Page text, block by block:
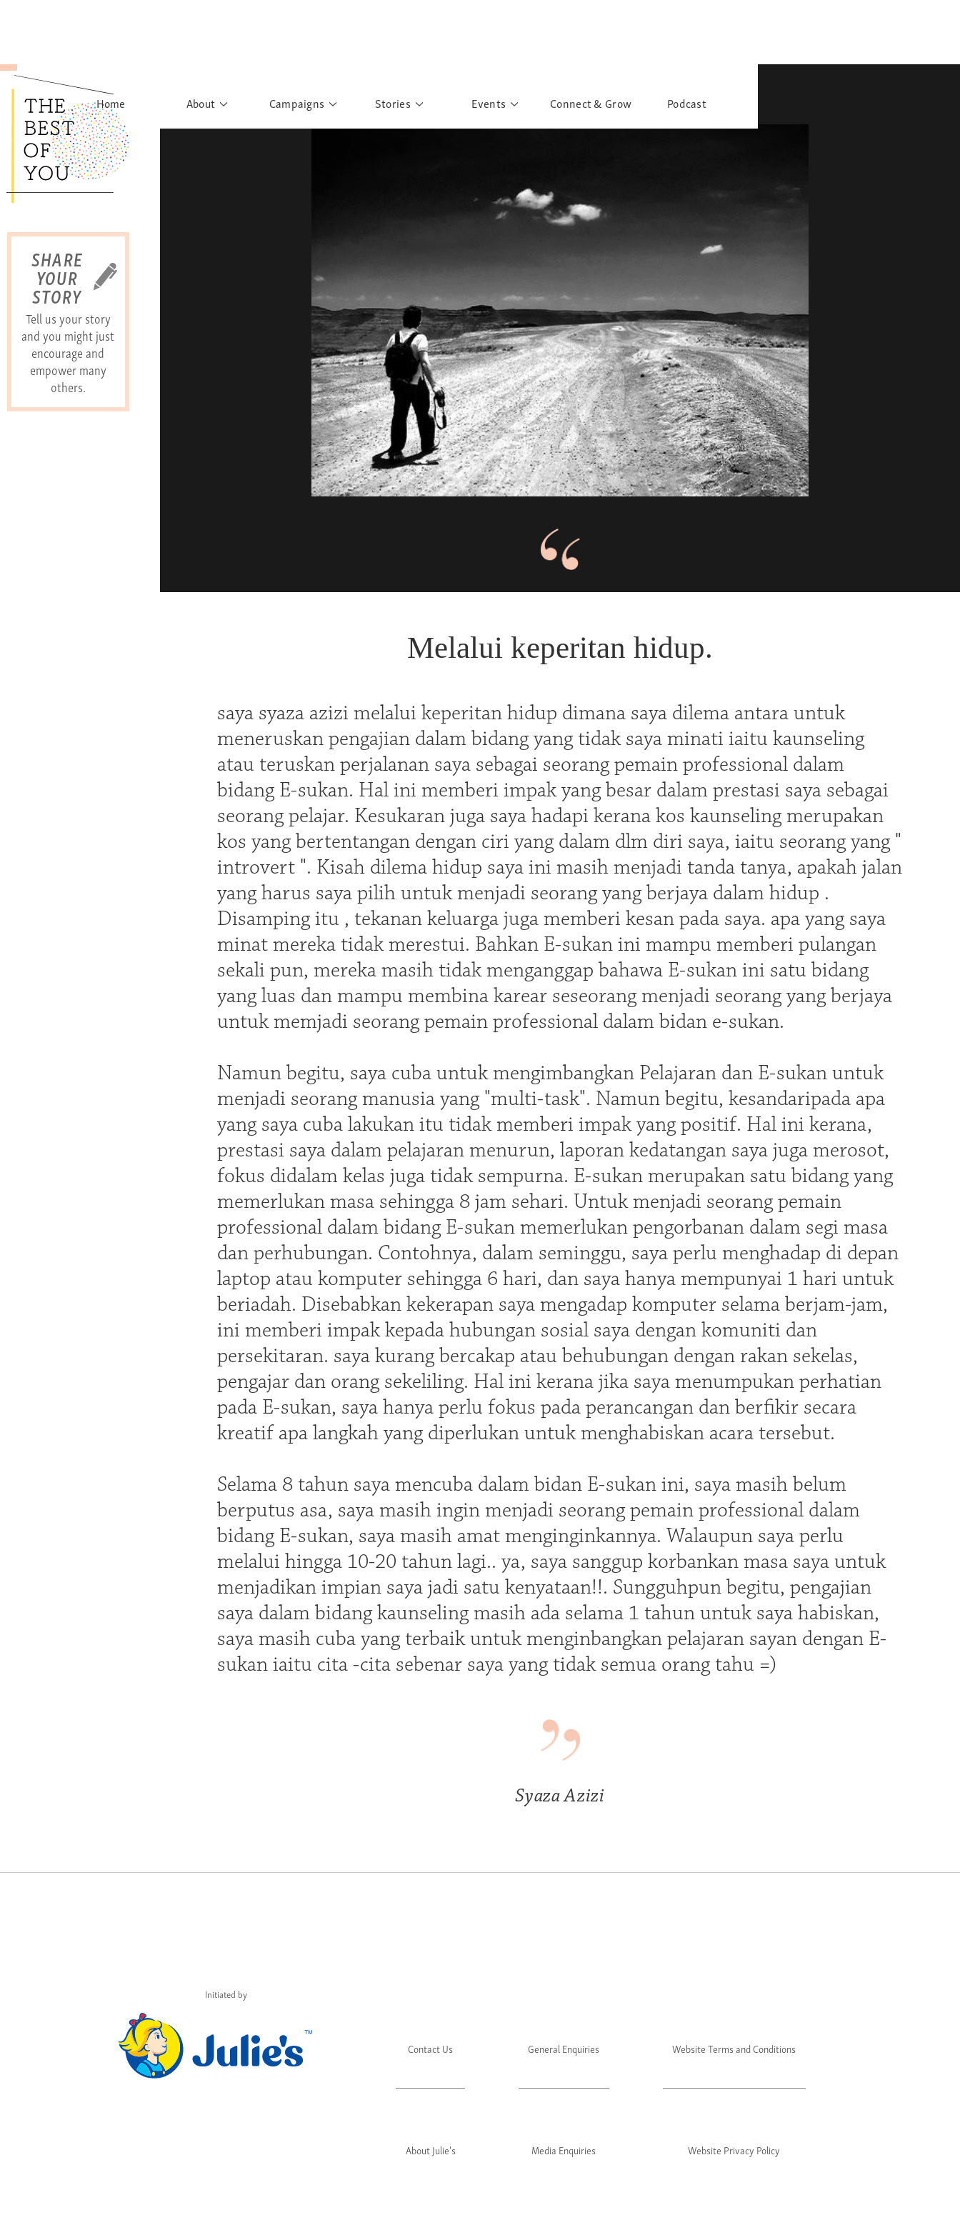
SHARE
YOUR
STORY
Tell us your story
and you might just
encourage and
empower many
others.
Home About Campaigns
Urban Poverty
Stories
Postcard Gallery
Events
School Outreach
Connect & Grow Podcast
Melalui keperitan hidup.
saya syaza azizi melalui keperitan hidup dimana saya dilema antara untuk
meneruskan pengajian dalam bidang yang tidak saya minati iaitu kaunseling
atau teruskan perjalanan saya sebagai seorang pemain professional dalam
bidang E-sukan. Hal ini memberi impak yang besar dalam prestasi saya sebagai
seorang pelajar. Kesukaran juga saya hadapi kerana kos kaunseling merupakan
kos yang bertentangan dengan ciri yang dalam dlm diri saya, iaitu seorang yang "
introvert ". Kisah dilema hidup saya ini masih menjadi tanda tanya, apakah jalan
yang harus saya pilih untuk menjadi seorang yang berjaya dalam hidup .
Disamping itu , tekanan keluarga juga memberi kesan pada saya. apa yang saya
minat mereka tidak merestui. Bahkan E-sukan ini mampu memberi pulangan
sekali pun, mereka masih tidak menganggap bahawa E-sukan ini satu bidang
yang luas dan mampu membina karear seseorang menjadi seorang yang berjaya
untuk memjadi seorang pemain professional dalam bidan e-sukan.
Namun begitu, saya cuba untuk mengimbangkan Pelajaran dan E-sukan untuk
menjadi seorang manusia yang "multi-task". Namun begitu, kesandaripada apa
yang saya cuba lakukan itu tidak memberi impak yang positif. Hal ini kerana,
prestasi saya dalam pelajaran menurun, laporan kedatangan saya juga merosot,
fokus didalam kelas juga tidak sempurna. E-sukan merupakan satu bidang yang
memerlukan masa sehingga 8 jam sehari. Untuk menjadi seorang pemain
professional dalam bidang E-sukan memerlukan pengorbanan dalam segi masa
dan perhubungan. Contohnya, dalam seminggu, saya perlu menghadap di depan
laptop atau komputer sehingga 6 hari, dan saya hanya mempunyai 1 hari untuk
beriadah. Disebabkan kekerapan saya mengadap komputer selama berjam-jam,
ini memberi impak kepada hubungan sosial saya dengan komuniti dan
persekitaran. saya kurang bercakap atau behubungan dengan rakan sekelas,
pengajar dan orang sekeliling. Hal ini kerana jika saya menumpukan perhatian
pada E-sukan, saya hanya perlu fokus pada perancangan dan berfikir secara
kreatif apa langkah yang diperlukan untuk menghabiskan acara tersebut.
Selama 8 tahun saya mencuba dalam bidan E-sukan ini, saya masih belum
berputus asa, saya masih ingin menjadi seorang pemain professional dalam
bidang E-sukan, saya masih amat menginginkannya. Walaupun saya perlu
melalui hingga 10-20 tahun lagi.. ya, saya sanggup korbankan masa saya untuk
menjadikan impian saya jadi satu kenyataan!!. Sungguhpun begitu, pengajian
saya dalam bidang kaunseling masih ada selama 1 tahun untuk saya habiskan,
saya masih cuba yang terbaik untuk menginbangkan pelajaran sayan dengan E-
sukan iaitu cita -cita sebenar saya yang tidak semua orang tahu =)
Syaza Azizi
Initiated by
Contact Us
About Julie's
General Enquiries
Media Enquiries
Website Terms and Conditions
Website Privacy Policy